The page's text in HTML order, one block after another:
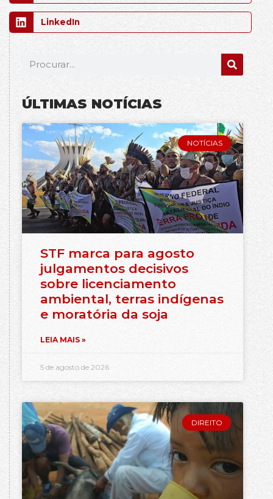
LinkedIn
ÚLTIMAS NOTÍCIAS
NOTÍCIAS
STF marca para agosto
julgamentos decisivos
sobre licenciamento
ambiental, terras indígenas
e moratória da soja
LEIA MAIS »
5 de agosto de 2026
DIREITO